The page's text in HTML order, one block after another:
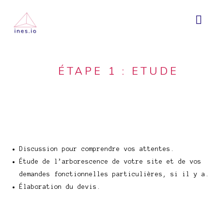
ÉTAPE 1 : ETUDE
Discussion pour comprendre vos attentes.
Étude de l’arborescence de votre site et de vos
demandes fonctionnelles particulières, si il y a.
Élaboration du devis.